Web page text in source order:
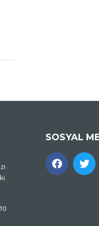
SOSYAL